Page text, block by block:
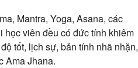
Mantra, Yoga, Asana, các
học viên đều có đức tính khiêm
tốt, lịch sự, bản tính nhã nhặn,
Ama Jhana.